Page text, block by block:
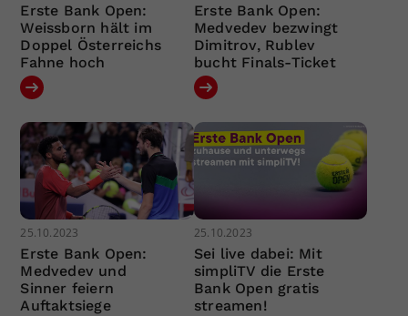
Erste Bank Open:
Weissborn hält im
Doppel Österreichs
Fahne hoch
Erste Bank Open:
Medvedev bezwingt
Dimitrov, Rublev
bucht Finals-Ticket
25.10.2023
Erste Bank Open:
Medvedev und
Sinner feiern
Auftaktsiege
25.10.2023
Sei live dabei: Mit
simpliTV die Erste
Bank Open gratis
streamen!